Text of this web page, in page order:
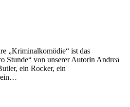
„Kriminalkomödie“ ist das
Stunde“ von unserer Autorin Andrea
ein Rocker, ein
ein…